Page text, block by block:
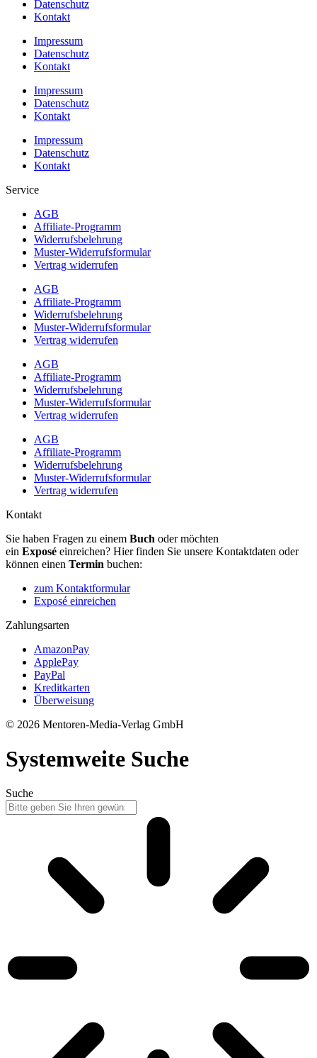
Datenschutz
Kontakt
Impressum
Datenschutz
Kontakt
Impressum
Datenschutz
Kontakt
Impressum
Datenschutz
Kontakt
Service
AGB
Affiliate-Programm
Widerrufsbelehrung
Muster-Widerrufsformular
Vertrag widerrufen
AGB
Affiliate-Programm
Widerrufsbelehrung
Muster-Widerrufsformular
Vertrag widerrufen
AGB
Affiliate-Programm
Widerrufsbelehrung
Muster-Widerrufsformular
Vertrag widerrufen
AGB
Affiliate-Programm
Widerrufsbelehrung
Muster-Widerrufsformular
Vertrag widerrufen
Kontakt
Sie haben Fragen zu einem Buch oder möchten
ein Exposé einreichen? Hier finden Sie unsere Kontaktdaten oder
können einen Termin buchen:
zum Kontaktformular
Exposé einreichen
Zahlungsarten
AmazonPay
ApplePay
PayPal
Kreditkarten
Überweisung
© 2026 Mentoren-Media-Verlag GmbH
Systemweite Suche
Suche